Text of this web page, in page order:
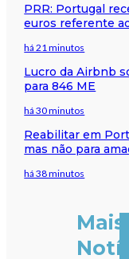
PRR: Portugal
euros referente
há 21 minutos
Lucro da Airbnb
para 846 ME
há 30 minutos
Reabilitar em
mas não para
há 38 minutos
Mais